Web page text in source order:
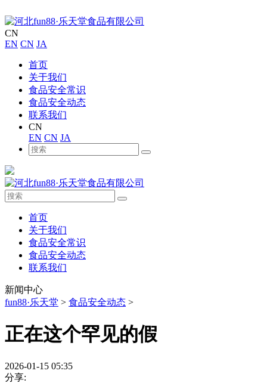
CN
EN CN JA
首页
关于我们
食品安全常识
食品安全动态
联系我们
CN
EN CN JA
首页
关于我们
食品安全常识
食品安全动态
联系我们
新闻中心
fun88·乐天堂 > 食品安全动态 >
正在这个罕见的假
2026-01-15 05:35
分享: